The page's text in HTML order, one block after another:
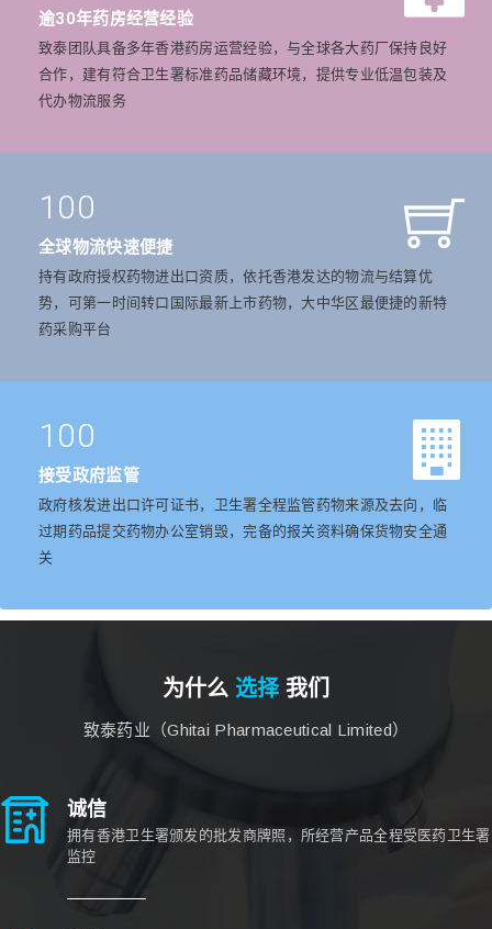
逾30年药房经营经验
致泰团队具备多年香港药房运营经验，与全球各大药厂保持良好
合作，建有符合卫生署标准药品储藏环境，提供专业低温包装及
代办物流服务
100
全球物流快速便捷
持有政府授权药物进出口资质，依托香港发达的物流与结算优
势，可第一时间转口国际最新上市药物，大中华区最便捷的新特
药采购平台
100
接受政府监管
政府核发进出口许可证书，卫生署全程监管药物来源及去向，临
过期药品提交药物办公室销毁，完备的报关资料确保货物安全通
关
为什么 选择我们
致泰药业（Ghitai Pharmaceutical Limited）
诚信
拥有香港卫生署颁发的批发商牌照，所经营产品全程受医药卫生署
监控